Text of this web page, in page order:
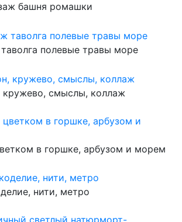
башня ромашки
полевые травы море
кружево, смыслы, коллаж
в горшке, арбузом и морем
нити, метро